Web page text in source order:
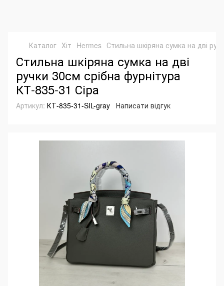
Каталог Хіт Hermes Стильна шкіряна сумка на дві
Стильна шкіряна сумка на дві
ручки 30см срібна фурнітура
КТ-835-31 Сіра
Артикул: КТ-835-31-SIL-gray Написати відгук